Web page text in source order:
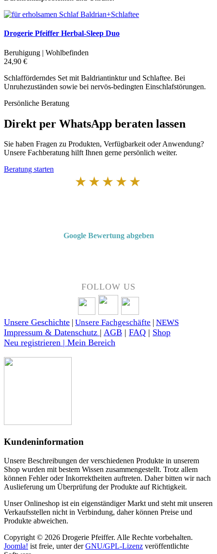
Drogerie Pfeiffer Herbal-Sleep Duo
Beruhigung | Wohlbefinden
24,90 €
Schlafförderndes Set mit Baldriantinktur und Schlaftee. Bei
Unruhezuständen sowie bei nervös-bedingten Einschlafstörungen.
Persönliche Beratung
Direkt per WhatsApp beraten lassen
Sie haben Fragen zu Produkten, Verfügbarkeit oder Anwendung?
Unsere Fachberatung hilft Ihnen gerne persönlich weiter.
Beratung starten
★★★★★
Google Bewertung abgeben
FOLLOW US
Unsere Geschichte Unsere Fachgeschäfte NEWS
Impressum & Datenschutz | AGB | FAQ | Shop
Neu registrieren | Mein Bereich
Kundeninformation
Unsere Beschreibungen der verschiedenen Produkte in unserem
Shop wurden mit bestem Wissen zusammengestellt. Trotz allem
können Fehler oder Inkorrektheiten auftreten. Daher bitten wir nach
Auslieferung um Überprüfung der Produkte auf Richtigkeit.
Unser Onlineshop ist ein eigenständiger Markt und steht mit unseren
Verkaufsstellen nicht in Verbindung, daher können Preise und
Produkte abweichen.
Copyright © 2026 Drogerie Pfeiffer. Alle Rechte vorbehalten.
Joomla! ist freie, unter derGNU/GPL-Lizenz veröffentlichte